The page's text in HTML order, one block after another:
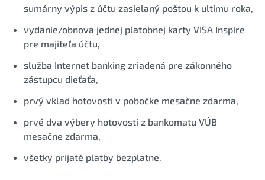
sumárny výpis z účtu zasielaný poštou k ultimu roka,
vydanie/obnova jednej platobnej karty VISA Inspire
pre majiteľa účtu,
služba Internet banking zriadená pre zákonného
zástupcu dieťaťa,
prvý vklad hotovosti v pobočke mesačne zdarma,
prvé dva výbery hotovosti z bankomatu VÚB
mesačne zdarma,
všetky prijaté platby bezplatne.